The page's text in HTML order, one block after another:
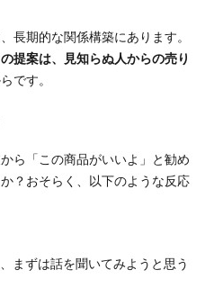
長期的な関係構築にあります。
提案は、見知らぬ人からの売り
です。
ら「この商品がいいよ」と勧め
？おそらく、以下のような反応
まずは話を聞いてみようと思う